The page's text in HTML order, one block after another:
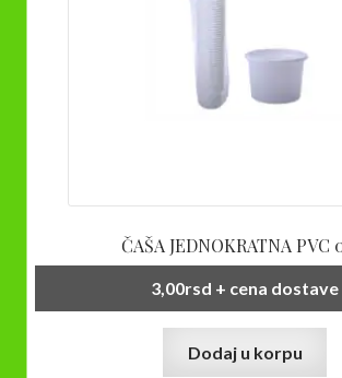
ČAŠA JEDNOKRATNA PVC
3,00rsd + cena dostave
Dodaj u korpu